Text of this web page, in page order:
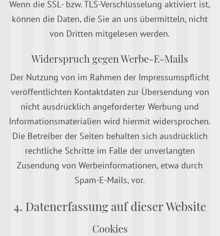
Wenn die SSL- bzw. TLS-Verschlüsselung aktiviert ist,
können die Daten, die Sie an uns übermitteln, nicht
von Dritten mitgelesen werden.
Widerspruch gegen Werbe-E-Mails
Der Nutzung von im Rahmen der Impressumspflicht
veröffentlichten Kontaktdaten zur Übersendung von
nicht ausdrücklich angeforderter Werbung und
Informationsmaterialien wird hiermit widersprochen.
Die Betreiber der Seiten behalten sich ausdrücklich
rechtliche Schritte im Falle der unverlangten
Zusendung von Werbeinformationen, etwa durch
Spam-E-Mails, vor.
4. Datenerfassung auf dieser Website
Cookies